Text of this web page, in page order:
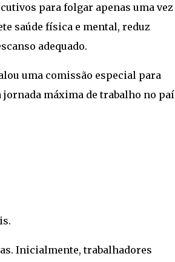
para folgar apenas uma
saúde física e mental, reduz
adequado.
uma comissão especial para
máxima de trabalho no
Inicialmente, trabalhadores